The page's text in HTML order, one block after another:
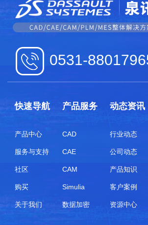
0531-
快速导航
产品中心
服务与支持
社区
购买
关于我们
产品服务
CAD
CAE
CAM
Simulia
数据加密
动态资讯
行业动态
公司动态
产品知识
客户案例
资源中心